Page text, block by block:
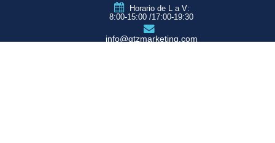
Horario de L a V:
8:00-15:00 /17:00-19:30
info@qtzmarketing.com